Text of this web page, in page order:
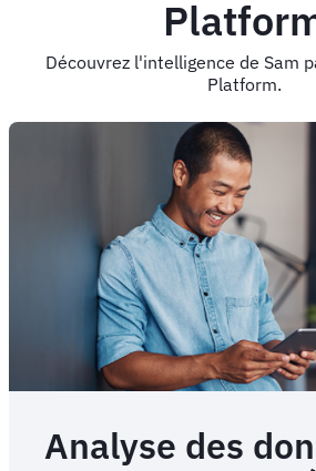
Découvrez l'intelligence de Sam
Platform.
Analyse des